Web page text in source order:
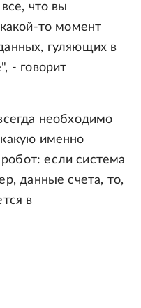
что вы
то момент
гуляющих в
- говорит
необходимо
именно
если система
данные счета, то,
в